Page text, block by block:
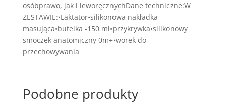
osóbprawo, jak i leworęcznychDane techniczne:W
ZESTAWIE:•Laktator•silikonowa nakładka
masująca•butelka -150 ml•przykrywka•silikonowy
smoczek anatomiczny 0m+•worek do
przechowywania
Podobne produkty